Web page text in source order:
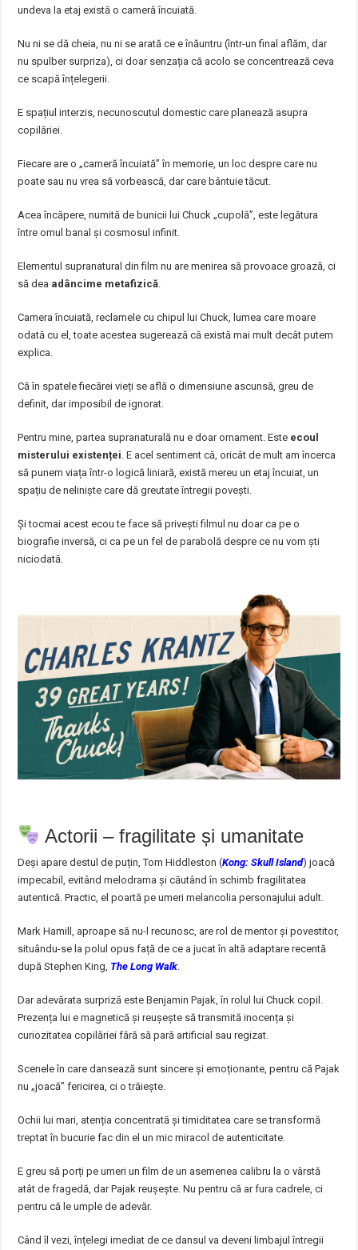
undeva la etaj există o cameră încuiată.
Nu ni se dă cheia, nu ni se arată ce e înăuntru (într-un final aflăm, dar
nu spulber surpriza), ci doar senzația că acolo se concentrează ceva
ce scapă înțelegerii.
E spațiul interzis, necunoscutul domestic care planează asupra
copilăriei.
Fiecare are o „cameră încuiată” în memorie, un loc despre care nu
poate sau nu vrea să vorbească, dar care bântuie tăcut.
Acea încăpere, numită de bunicii lui Chuck „cupolă”, este legătura
între omul banal și cosmosul infinit.
Elementul supranatural din film nu are menirea să provoace groază, ci
să dea adâncime metafizică
Camera încuiată, reclamele cu chipul lui Chuck, lumea care moare
odată cu el, toate acestea sugerează că există mai mult decât putem
explica.
Că în spatele fiecărei vieți se află o dimensiune ascunsă, greu de
definit, dar imposibil de ignorat.
Pentru mine, partea supranaturală nu e doar ornament. Este ecoul
misterului existenței . E acel sentiment că, oricât de mult am încerca
să punem viața într-o logică liniară, există mereu un etaj încuiat, un
spațiu de neliniște care dă greutate întregii povești.
Și tocmai acest ecou te face să privești filmul nu doar ca pe o
biografie inversă, ci ca pe un fel de parabolă despre ce nu vom ști
niciodată.
Actorii – fragilitate și umanitate
Deși apare destul de puțin, Tom Hiddleston (Kong: Skull Island) joacă
impecabil, evitând melodrama și căutând în schimb fragilitatea
autentică. Practic, el poartă pe umeri melancolia personajului adult.
Mark Hamill, aproape să nu-l recunosc, are rol de mentor și povestitor,
situându-se la polul opus față de ce a jucat în altă adaptare recentă
după Stephen King, The Long Walk
Dar adevărata surpriză este Benjamin Pajak, în rolul lui Chuck copil.
Prezența lui e magnetică și reușește să transmită inocența și
curiozitatea copilăriei fără să pară artificial sau regizat.
Scenele în care dansează sunt sincere și emoționante, pentru că Pajak
nu „joacă” fericirea, ci o trăiește.
Ochii lui mari, atenția concentrată și timiditatea care se transformă
treptat în bucurie fac din el un mic miracol de autenticitate.
E greu să porți pe umeri un film de un asemenea calibru la o vârstă
atât de fragedă, dar Pajak reușește. Nu pentru că ar fura cadrele, ci
pentru că le umple de adevăr.
Când îl vezi, înțelegi imediat de ce dansul va deveni limbajul întregii